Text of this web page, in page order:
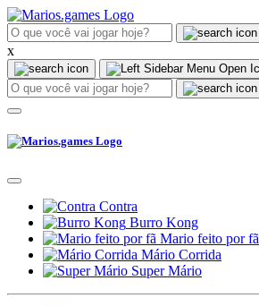
x
Contra
Burro Kong
Mario feito por fã
Mário Corrida
Super Mário